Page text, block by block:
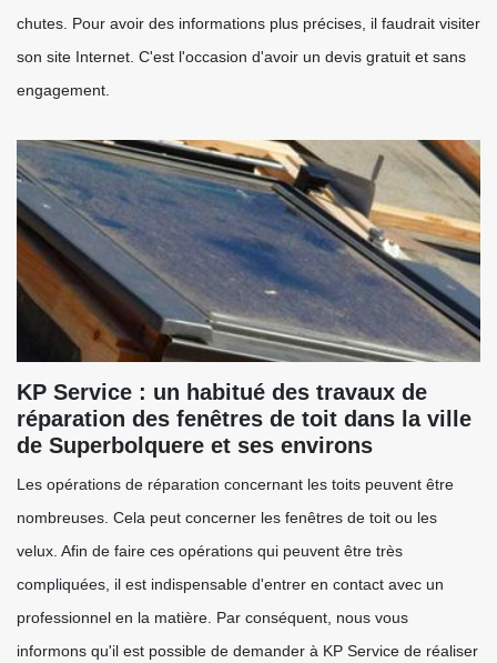
chutes. Pour avoir des informations plus précises, il faudrait visiter
son site Internet. C'est l'occasion d'avoir un devis gratuit et sans
engagement.
KP Service : un habitué des travaux de
réparation des fenêtres de toit dans la ville
de Superbolquere et ses environs
Les opérations de réparation concernant les toits peuvent être
nombreuses. Cela peut concerner les fenêtres de toit ou les
velux. Afin de faire ces opérations qui peuvent être très
compliquées, il est indispensable d'entrer en contact avec un
professionnel en la matière. Par conséquent, nous vous
informons qu'il est possible de demander à KP Service de réaliser